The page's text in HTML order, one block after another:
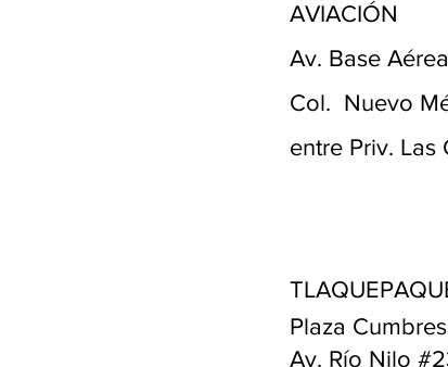
AVIACIÓN
Av. Base
Col. Nuevo
entre Priv. Las
Plaza Cumbres
Av. Río Nilo